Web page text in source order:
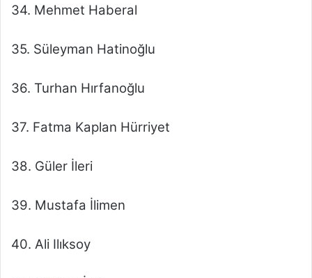
34. Mehmet Haberal
35. Süleyman Hatinoğlu
36. Turhan Hırfanoğlu
37. Fatma Kaplan Hürriyet
38. Güler İleri
39. Mustafa İlimen
40. Ali Ilıksoy